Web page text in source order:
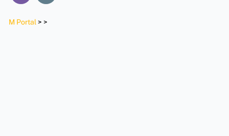
M Portal > >